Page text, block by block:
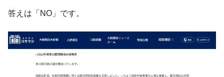
『Money1』
【米韓激突案件】韓国消費者院が『クーパ
『Money1』 韓国で猛暑。南東部では干ばつ
『Money1』
韓国型イージス搭載の次世代駆逐艦
「KDDX」1番艦、2032年竣工と公示
答えは「NO」です。